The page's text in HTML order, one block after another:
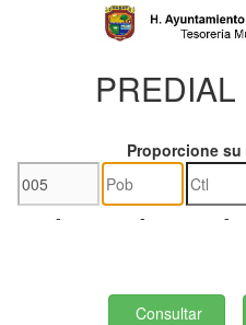
Proporcione
- - -